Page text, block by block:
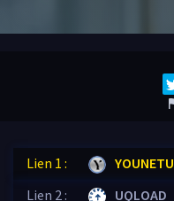
Lien 1 :
YOUNETU
Lien 2 :
UQLOAD